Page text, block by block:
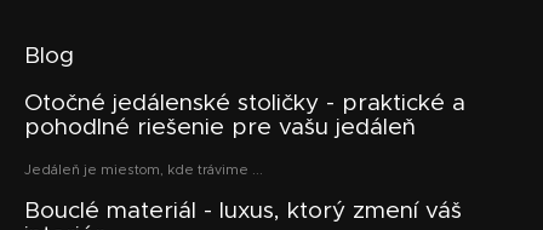
Blog
Otočné jedálenské stoličky - praktické a
pohodlné riešenie pre vašu jedáleň
Jedáleň je miestom, kde trávime ...
Bouclé materiál - luxus, ktorý zmení váš